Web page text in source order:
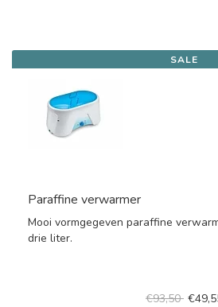
SALE
Paraffine verwarmer
Mooi vormgegeven paraffine
drie liter.
€93,50